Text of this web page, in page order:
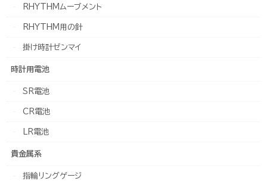
RHYTHMムーブメント
RHYTHM用の針
掛け時計ゼンマイ
時計用電池
SR電池
CR電池
LR電池
貴金属系
指輪リングゲージ